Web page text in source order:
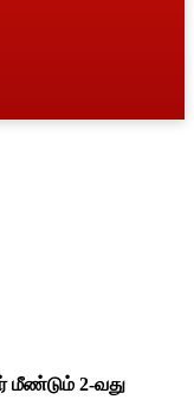
மீண்டும் 2-வது